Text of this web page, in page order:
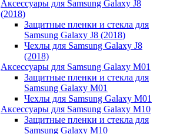
Аксессуары для Samsung Galaxy J8
(2018)
Защитные пленки и стекла для
Samsung Galaxy J8 (2018)
Чехлы для Samsung Galaxy J8
(2018)
Аксессуары для Samsung Galaxy M01
Защитные пленки и стекла для
Samsung Galaxy M01
Чехлы для Samsung Galaxy M01
Аксессуары для Samsung Galaxy M10
Защитные пленки и стекла для
Samsung Galaxy M10